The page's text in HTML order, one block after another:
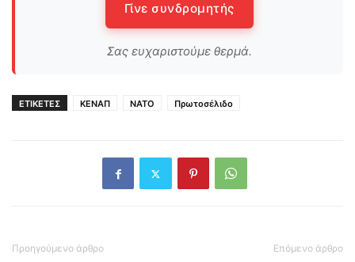
Γίνε συνδρομητής
Σας ευχαριστούμε θερμά.
ΕΤΙΚΕΤΕΣ ΚΕΝΑΠ ΝΑΤΟ Πρωτοσέλιδο
Προηγούμενο άρθρο Επόμενο άρθρο